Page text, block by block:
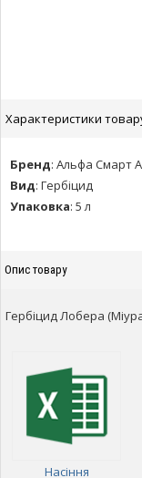
Характеристики
Бренд: Альфа Смарт
Вид: Гербіцид
Упаковка: 5 л
Опис товару
Гербіцид Лобера
Насіння